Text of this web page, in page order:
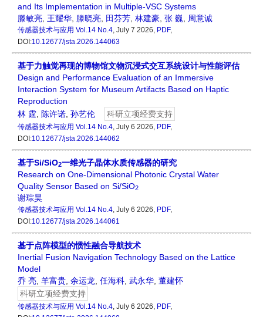
and Its Implementation in Multiple-VSC Systems
滕敏亮 王耀华 滕晓亮 田芬芳 林建豪 张 巍 周意诚
传感器技术与应用 Vol.14 No.4 , July 7 2026, PDF,
DOI:10.12677/jsta.2026.144063
基于力触觉再现的博物馆文物沉浸式交互系统设计与性能评估
Design and Performance Evaluation of an Immersive
Interaction System for Museum Artifacts Based on Haptic
Reproduction
林 霆 陈许诺 孙艺伦 科研立项经费支持
传感器技术与应用 Vol.14 No.4 , July 6 2026, PDF,
DOI:10.12677/jsta.2026.144062
基于Si/SiO2一维光子晶体水质传感器的研究
Research on One-Dimensional Photonic Crystal Water
Quality Sensor Based on Si/SiO2
谢琮昊
传感器技术与应用 Vol.14 No.4 , July 6 2026, PDF,
DOI:10.12677/jsta.2026.144061
基于点阵模型的惯性融合导航技术
Inertial Fusion Navigation Technology Based on the Lattice
Model
乔 亮 羊富贵 余运龙 任海科 武永华 董建怀
科研立项经费支持
传感器技术与应用 Vol.14 No.4 , July 6 2026, PDF,